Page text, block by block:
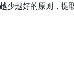
少越好的原则，提